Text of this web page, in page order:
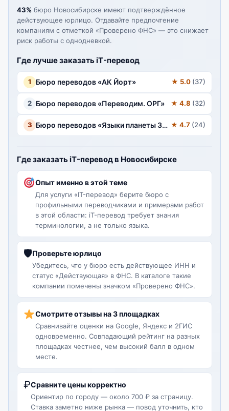
43% бюро Новосибирске имеют подтверждённое
действующее юрлицо. Отдавайте предпочтение
компаниям с отметкой «Проверено ФНС» — это снижает
риск работы с однодневкой.
Где лучше заказать iT-перевод
1 Бюро переводов «АК Йорт» ★ 5.0 (37)
2 Бюро переводов «Переводим. ОРГ» ★ 4.8 (32)
3 Бюро переводов «Языки планеты Земля» ★ 4.7 (24)
Где заказать iT-перевод в Новосибирске
Опыт именно в этой теме
Для услуги «IT-перевод» берите бюро с
профильными переводчиками и примерами работ
в этой области: iT-перевод требует знания
терминологии, а не только языка.
🛡Проверьте юрлицо
Убедитесь, что у бюро есть действующее ИНН и
статус «Действующая» в ФНС. В каталоге такие
компании помечены значком «Проверено ФНС».
Смотрите отзывы на 3 площадках
Сравнивайте оценки на Google, Яндекс и 2ГИС
одновременно. Совпадающий рейтинг на разных
площадках честнее, чем высокий балл в одном
месте.
₽Сравните цены корректно
Ориентир по городу — около 700 ₽ за страницу.
Ставка заметно ниже рынка — повод уточнить, кто